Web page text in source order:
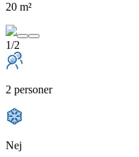
20 m²
1/2
2 personer
Nej